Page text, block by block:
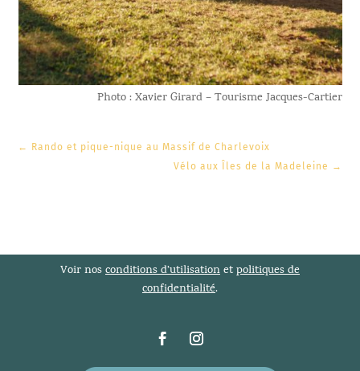
Photo : Xavier Girard – Tourisme Jacques-Cartier
← Rando et pique-nique au Massif de Charlevoix
Vélo aux Îles de la Madeleine →
Voir nosconditions d’utilisationetpolitiques de
confidentialité.